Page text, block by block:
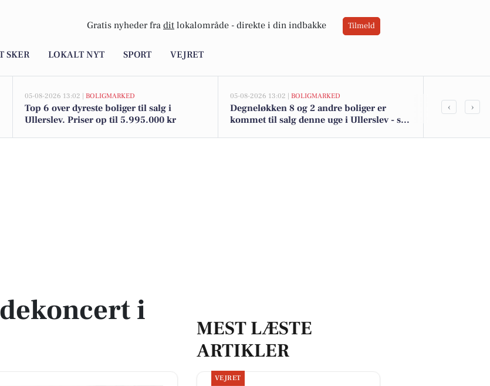
Gratis nyheder fra dit lokalområde - direkte i din indbakke Tilmeld
SKER LOKALT NYT SPORT VEJRET
05-08-2026 13:02 | BOLIGMARKED
Top 6 over dyreste boliger til salg i
Ullerslev. Priser op til 5.995.000 kr
05-08-2026 13:02 | BOLIGMARKED
Degneløkken 8 og 2 andre boliger er
kommet til salg denne uge i Ullerslev - se
Betaler du
‹ ›
i
MEST LÆSTE
ARTIKLER
VEJRET